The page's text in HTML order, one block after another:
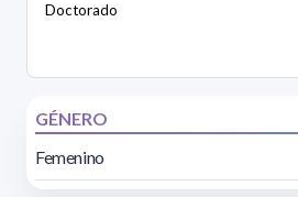
Doctorado
GÉNERO
Femenino